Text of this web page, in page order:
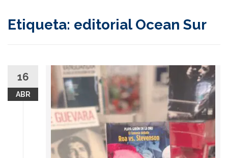
Etiqueta: editorial Ocean Sur
16
ABR